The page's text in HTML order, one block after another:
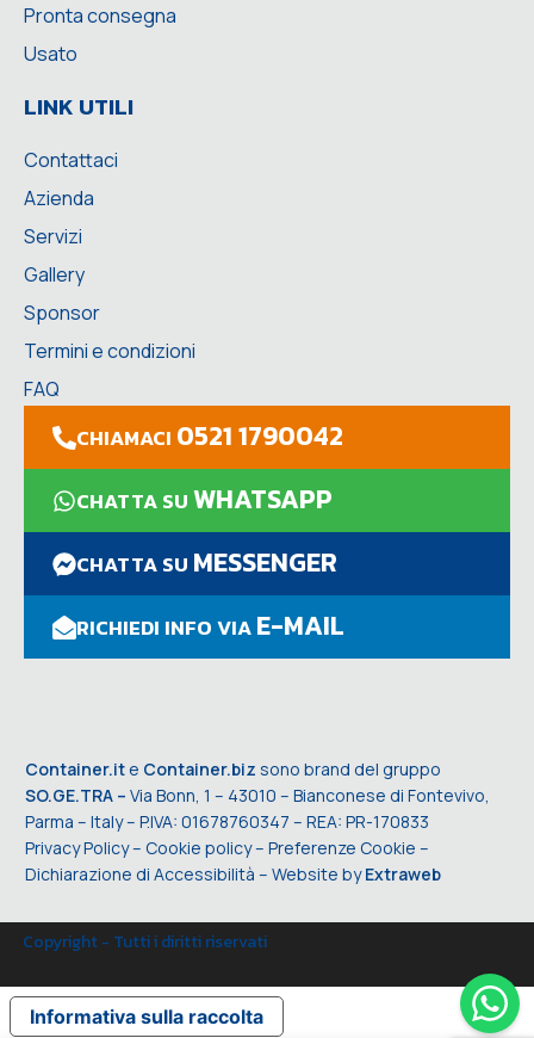
Pronta consegna
Usato
LINK UTILI
Contattaci
Azienda
Servizi
Gallery
Sponsor
Termini e condizioni
FAQ
CHIAMACI 0521 1790042
CHATTA SUWHATSAPP
CHATTA SU MESSENGER
RICHIEDI INFO VIAE-MAIL
Container.it e Container.biz sono brand del gruppo
SO.GE.TRA – Via Bonn, 1 – 43010 – Bianconese di Fontevivo,
Parma – Italy – P.IVA: 01678760347 – REA: PR-170833
Privacy Policy– Cookie policy– Preferenze Cookie –
Dichiarazione di Accessibilità – Website byExtraweb
Copyright - Tutti i diritti riservati
Informativa sulla raccolta